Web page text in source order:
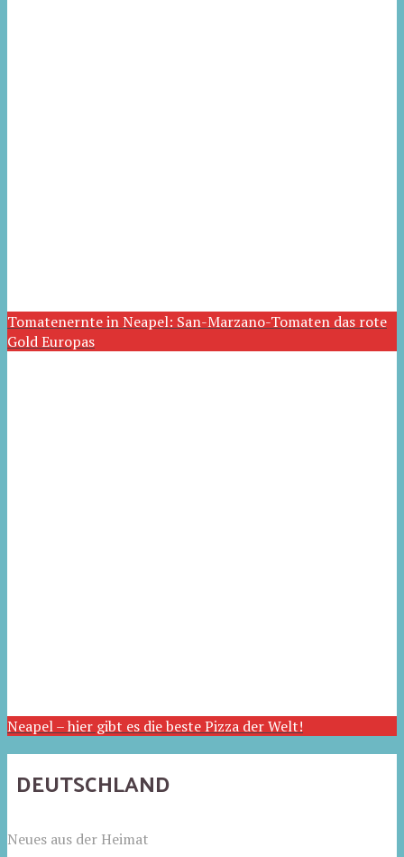
Tomatenernte in Neapel: San-Marzano-Tomaten das rote
Gold Europas
Neapel – hier gibt es die beste Pizza der Welt!
DEUTSCHLAND
Neues aus der Heimat